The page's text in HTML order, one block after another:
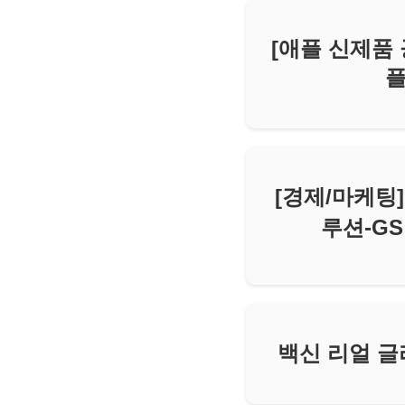
[애플 신제품
[경제/마케팅
루션-
백신 리얼